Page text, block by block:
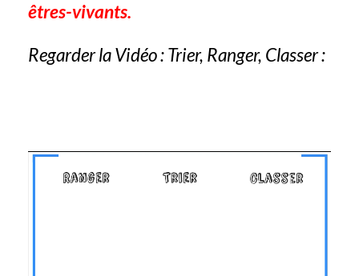
êtres-vivants.
Regarder la Vidéo : Trier, Ranger, Classer :
Lecteur